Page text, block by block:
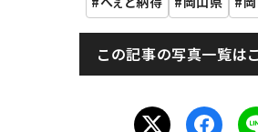
この記事の写真一覧は